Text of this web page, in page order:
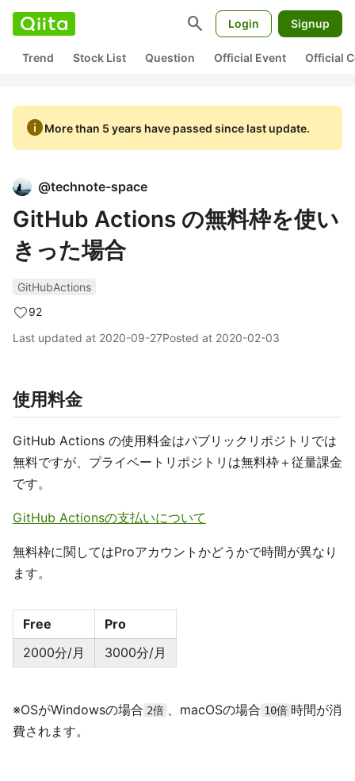
search Login Signup
Trend Stock List Question Official Event Official
infoMore than 5 years have passed since last update.
@technote-space
GitHub Actions の無料枠を使い
きった場合
GitHubActions
92
Last updated at 2020-09-27Posted at 2020-02-03
使用料金
GitHub Actions の使用料金はパブリックリポジトリでは
無料ですが、プライベートリポジトリは無料枠＋従量課金
です。
GitHub Actionsの支払いについて
無料枠に関してはProアカウントかどうかで時間が異なり
ます。
Free
Pro
2000分/月
3000分/月
※OSがWindowsの場合 2倍 、macOSの場合 10倍 時間が消
費されます。